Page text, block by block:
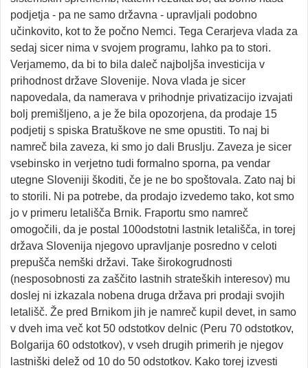
podjetja - pa ne samo državna - upravljali podobno
učinkovito, kot to že počno Nemci. Tega Cerarjeva vlada za
sedaj sicer nima v svojem programu, lahko pa to stori.
Verjamemo, da bi to bila daleč najboljša investicija v
prihodnost države Slovenije. Nova vlada je sicer
napovedala, da namerava v prihodnje privatizacijo izvajati
bolj premišljeno, a je že bila opozorjena, da prodaje 15
podjetij s spiska Bratuškove ne sme opustiti. To naj bi
namreč bila zaveza, ki smo jo dali Bruslju. Zaveza je sicer
vsebinsko in verjetno tudi formalno sporna, pa vendar
utegne Sloveniji škoditi, če je ne bo spoštovala. Zato naj bi
to storili. Ni pa potrebe, da prodajo izvedemo tako, kot smo
jo v primeru letališča Brnik. Fraportu smo namreč
omogočili, da je postal 100odstotni lastnik letališča, in torej
država Slovenija njegovo upravljanje posredno v celoti
prepušča nemški državi. Take širokogrudnosti
(nesposobnosti za zaščito lastnih strateških interesov) mu
doslej ni izkazala nobena druga država pri prodaji svojih
letališč. Že pred Brnikom jih je namreč kupil devet, in samo
v dveh ima več kot 50 odstotkov delnic (Peru 70 odstotkov,
Bolgarija 60 odstotkov), v vseh drugih primerih je njegov
lastniški delež od 10 do 50 odstotkov. Kako torej izvesti